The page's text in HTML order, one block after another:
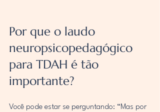
Por que o laudo
neuropsicopedagógico
para TDAH é tão
importante?
Você pode estar se perguntando: “Mas por